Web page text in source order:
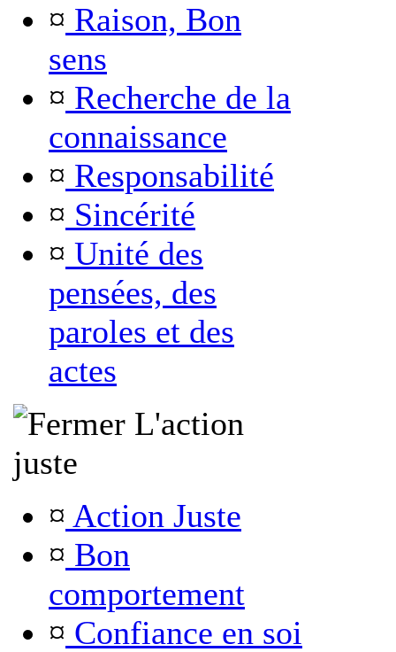
¤ Raison, Bon
sens
¤ Recherche de la
connaissance
¤ Responsabilité
¤ Sincérité
¤ Unité des
pensées, des
paroles et des
actes
L'action
juste
¤ Action Juste
¤ Bon
comportement
¤ Confiance en soi